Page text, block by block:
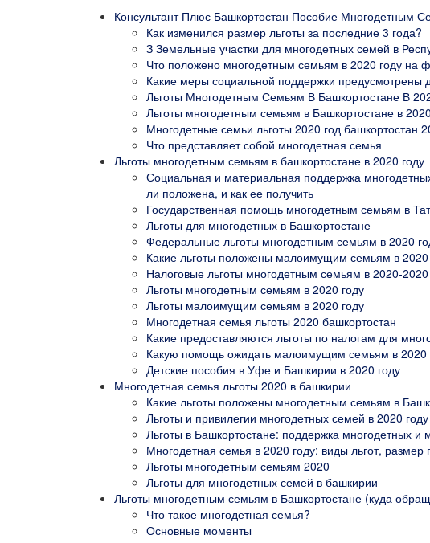
Консультант Плюс Башкортостан Пособие Многодетным
Как изменился размер льготы за последние 3 года?
З Земельные участки для многодетных семей в
Что положено многодетным семьям в 2020 году на
Какие меры социальной поддержки предусмотрены
Льготы Многодетным Семьям В Башкортостане В
Льготы многодетным семьям в Башкортостане в
Многодетные семьи льготы 2020 год башкортостан
Что представляет собой многодетная семья
Льготы многодетным семьям в башкортостане в 2020 году
Социальная и материальная поддержка
ли положена, и как ее получить
Государственная помощь многодетным семьям в
Льготы для многодетных в Башкортостане
Федеральные льготы многодетным семьям в 2020
Какие льготы положены малоимущим семьям в 2020
Налоговые льготы многодетным семьям в 2020-2020
Льготы многодетным семьям в 2020 году
Льготы малоимущим семьям в 2020 году
Многодетная семья льготы 2020 башкортостан
Какие предоставляются льготы по налогам для
Какую помощь ожидать малоимущим семьям в 2020
Детские пособия в Уфе и Башкирии в 2020 году
Многодетная семья льготы 2020 в башкирии
Какие льготы положены многодетным семьям в
Льготы и привилегии многодетных семей в 2020 году
Льготы в Башкортостане: поддержка многодетных
Многодетная семья в 2020 году: виды льгот, размер
Льготы многодетным семьям 2020
Льготы для многодетных семей в башкирии
Льготы многодетным семьям в Башкортостане (куда
Что такое многодетная семья?
Основные моменты